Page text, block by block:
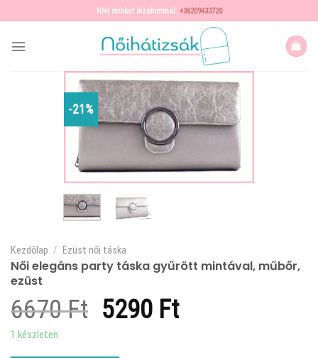
to
content
Hívj minket bizalommal: +36209433720
-21%
Kezdőlap / Ezüst női táska
Női elegáns party táska gyűrött mintával, műbőr,
ezüst
6670Ft Original
5290 FtCurrent
1 készleten